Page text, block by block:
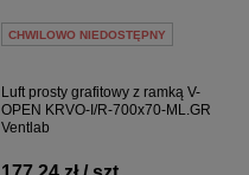
CHWILOWO NIEDOSTĘPNY
Luft prosty grafitowy z ramką V-
OPEN KRVO-I/R-700x70-ML.GR
Ventlab